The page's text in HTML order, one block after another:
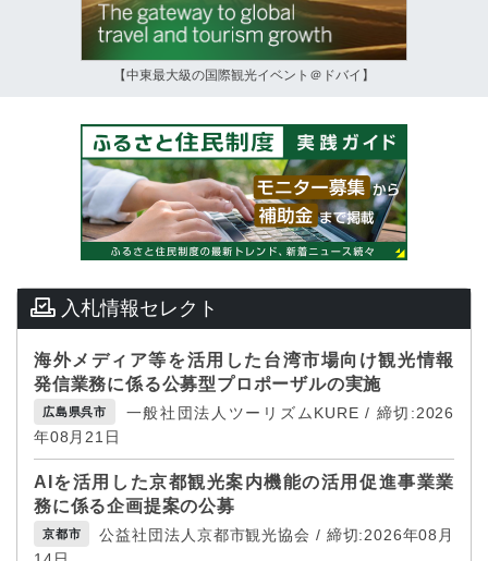
【中東最大級の国際観光イベント＠ドバイ】
入札情報セレクト
海外メディア等を活用した台湾市場向け観光情報
発信業務に係る公募型プロポーザルの実施
広島県呉市
一般社団法人ツーリズムKURE / 締切:2026
年08月21日
AIを活用した京都観光案内機能の活用促進事業業
務に係る企画提案の公募
京都市
公益社団法人京都市観光協会 / 締切:2026年08月